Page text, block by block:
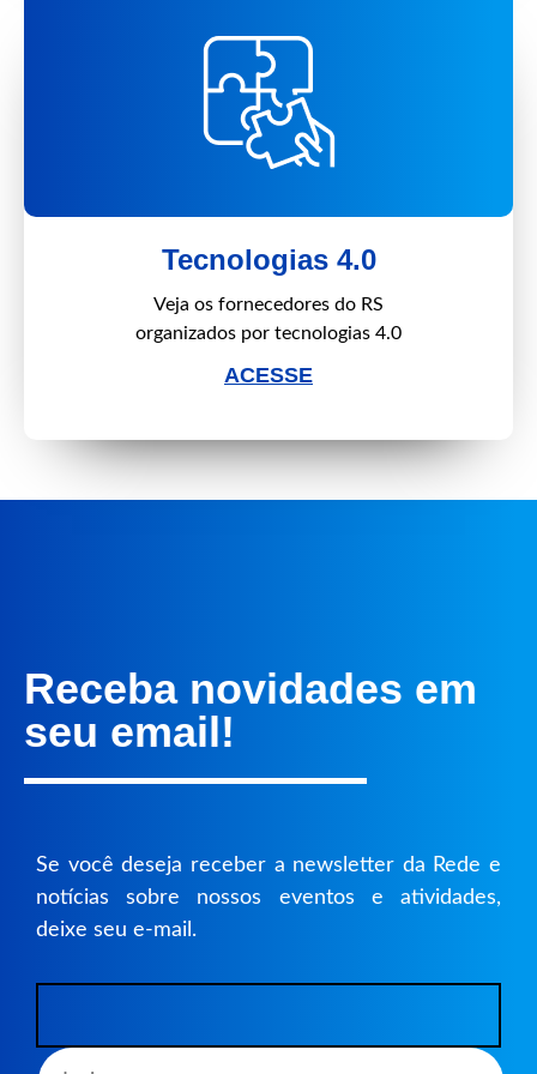
Tecnologias 4.0
Veja os fornecedores do RS
organizados por tecnologias 4.0
ACESSE
Receba novidades em
seu email!
Se você deseja receber a newsletter da Rede e
notícias sobre nossos eventos e atividades,
deixe seu e-mail.